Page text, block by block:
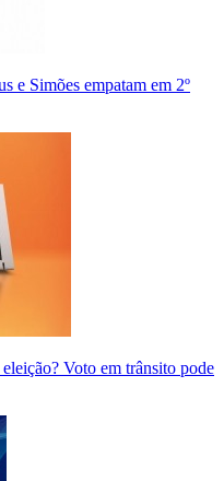
e Simões empatam em 2º
Voto em trânsito pode